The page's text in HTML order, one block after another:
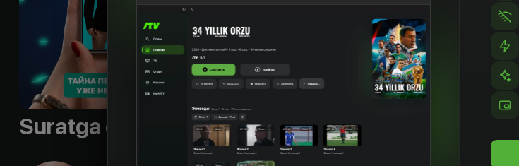
Suratga olish guruhi